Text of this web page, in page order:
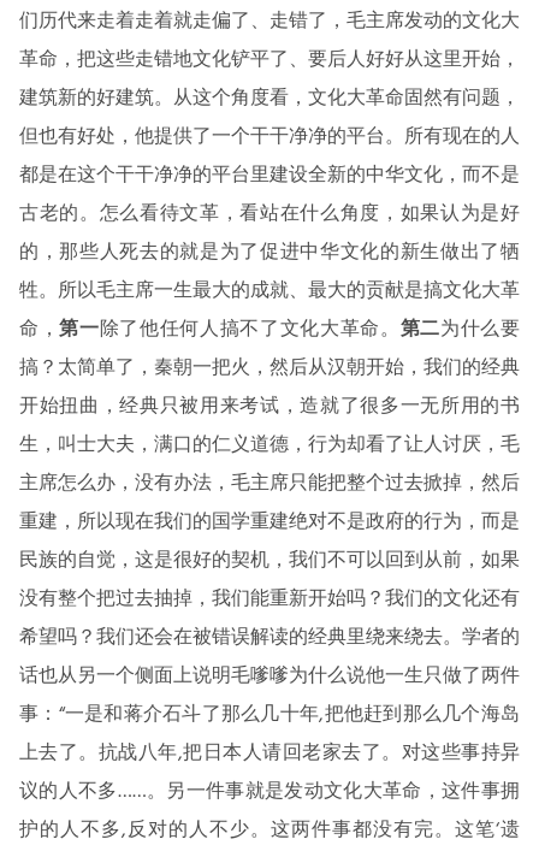
们历代来走着走着就走偏了、走错了，毛主席发动的文化大
革命，把这些走错地文化铲平了、要后人好好从这里开始，
建筑新的好建筑。从这个角度看，文化大革命固然有问题，
但也有好处，他提供了一个干干净净的平台。所有现在的人
都是在这个干干净净的平台里建设全新的中华文化，而不是
古老的。怎么看待文革，看站在什么角度，如果认为是好
的，那些人死去的就是为了促进中华文化的新生做出了牺
牲。所以毛主席一生最大的成就、最大的贡献是搞文化大革
命，第一除了他任何人搞不了文化大革命。 第二为什么要
搞？太简单了，秦朝一把火，然后从汉朝开始，我们的经典
开始扭曲，经典只被用来考试，造就了很多一无所用的书
生，叫士大夫，满口的仁义道德，行为却看了让人讨厌，毛
主席怎么办，没有办法，毛主席只能把整个过去掀掉，然后
重建，所以现在我们的国学重建绝对不是政府的行为，而是
民族的自觉，这是很好的契机，我们不可以回到从前，如果
没有整个把过去抽掉，我们能重新开始吗？我们的文化还有
希望吗？我们还会在被错误解读的经典里绕来绕去。学者的
话也从另一个侧面上说明毛嗲嗲为什么说他一生只做了两件
事：“一是和蒋介石斗了那么几十年,把他赶到那么几个海岛
上去了。抗战八年,把日本人请回老家去了。对这些事持异
议的人不多……。另一件事就是发动文化大革命，这件事拥
护的人不多,反对的人不少。这两件事都没有完。这笔‘遗